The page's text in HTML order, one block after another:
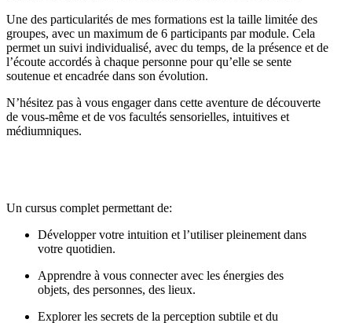
Une des particularités de mes formations est la taille limitée des
groupes, avec un maximum de 6 participants par module. Cela
permet un suivi individualisé, avec du temps, de la présence et de
l’écoute accordés à chaque personne pour qu’elle se sente
soutenue et encadrée dans son évolution.
N’hésitez pas à vous engager dans cette aventure de découverte
de vous-même et de vos facultés sensorielles, intuitives et
médiumniques.
Un cursus complet permettant de:
Développer votre intuition et l’utiliser pleinement dans
votre quotidien.
Apprendre à vous connecter avec les énergies des
objets, des personnes, des lieux.
Explorer les secrets de la perception subtile et du